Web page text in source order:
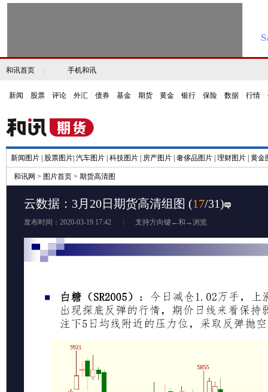
和讯首页 手机和讯
新闻 股票 评论 外汇 债券 基金 期货 黄金 银行 保险 数据 行情
新闻图片 股票图片 汽车图片 科技图片 房产图片 奢侈品图片 理财图片 黄金
和讯网 > 图片首页 > 期货高清图
云数据：3月20日期货高清组图 (17/31)
发布时间：2020-03-19 17:42 支持方向键←和→浏览